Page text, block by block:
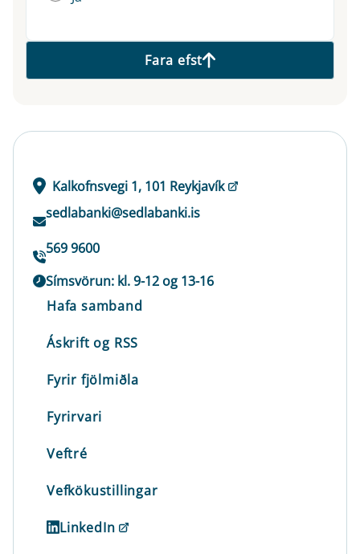
Fara efst
Kalkofnsvegi 1, 101 Reykjavík
sedlabanki@sedlabanki.is
569 9600
Símsvörun: kl. 9-12 og 13-16
Hafa samband
Áskrift og RSS
Fyrir fjölmiðla
Fyrirvari
Veftré
Vefkökustillingar
LinkedIn